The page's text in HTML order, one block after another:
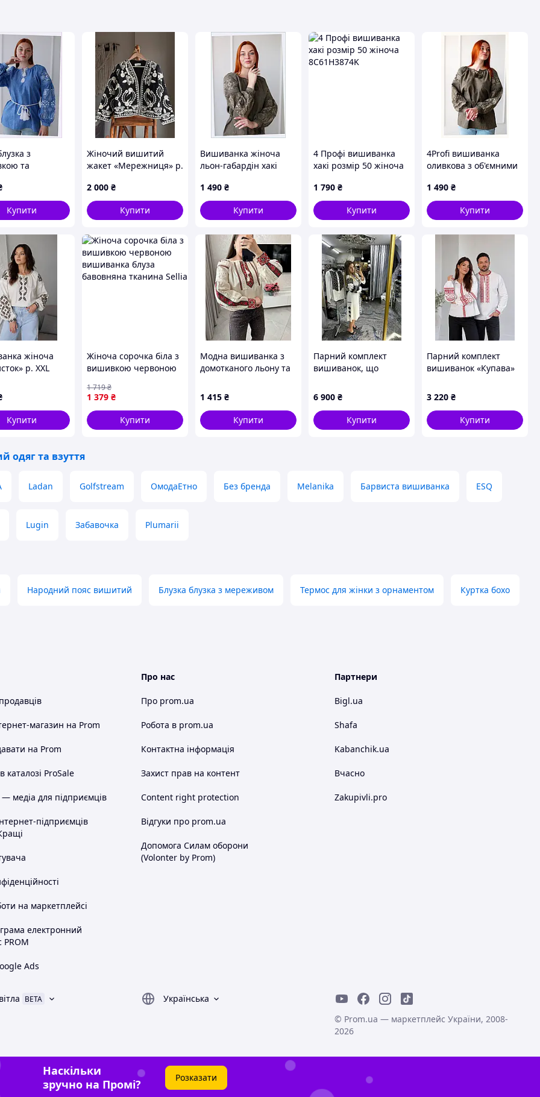
52 см
54 см
56 см
58 см
60 см
з
та
Купити
Жіночий вишитий
жакет «Мережниця» р.
2 000 ₴
Купити
Вишиванка жіноча
льон-габардін хакі
861E3K864
1 490 ₴
Купити
4 Профі вишиванка
хакі розмір 50 жіноча
1 790 ₴
Купити
4Profi вишиванка
оливкова з об'ємними
H861CH3863
1 490 ₴
Купити
жіноча
р. XXL
Купити
Жіноча сорочка біла з
вишивкою червоною
бавовняна тканина
Sellia
1 379 ₴
1 719₴
Купити
Модна вишиванка з
домотканого льону та
1 415 ₴
Купити
Парний комплект
вишиванок, що
сукні міді та чоловічої
сорочки
6 900 ₴
Купити
Парний комплект
вишиванок «Купава»
3 220 ₴
Купити
одяг та взуття
Ladan Golfstream ОмодаЕтно Без бренда Melanika Барвиста вишиванка ESQ
Lugin Забавочка Plumarii
Народний пояс вишитий Блузка блузка з мереживом Термос для жінки з орнаментом Куртка бохо
магазин на Prom
на Prom
каталозі ProSale
медіа для підприємців
підприємців
на маркетплейсі
електронний
PROM
Ads
Про нас
Про prom.ua
Робота в prom.ua
Контактна інформація
Захист прав на контент
Content right protection
Відгуки про prom.ua
Допомога Силам оборони
(Volonter by Prom)
Партнери
Bigl.ua
Shafa
Kabanchik.ua
Вчасно
Zakupivli.pro
BETA
Українська
© Prom.ua — маркетплейс України, 2008-
2026
Наскільки
зручно на Промі?
Розказати